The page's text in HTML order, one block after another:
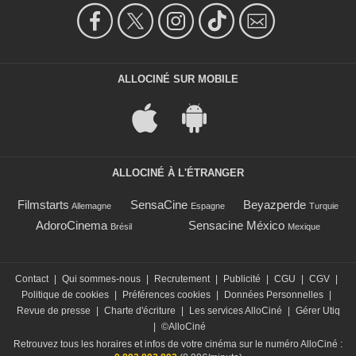
ALLOCINÉ SUR MOBILE
ALLOCINÉ À L'ÉTRANGER
Filmstarts Allemagne SensaCine Espagne Beyazperde Turquie
AdoroCinema Brésil Sensacine México Mexique
Contact Qui sommes-nous Recrutement Publicité CGU CGV
Politique de cookies
Préférences cookies Données Personnelles
Revue de presse
Charte d'écriture Les services AlloCiné
Gérer Utiq
©AlloCiné
Retrouvez tous les horaires et infos de votre cinéma sur le numéro AlloCiné :